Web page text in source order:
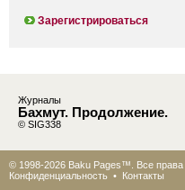
Зарегистрироваться
Журналы
Бахмут. Продолжение.
© SIG338
© 1998-2026 Baku Pages™. Все
Конфиденциальность • Контакты